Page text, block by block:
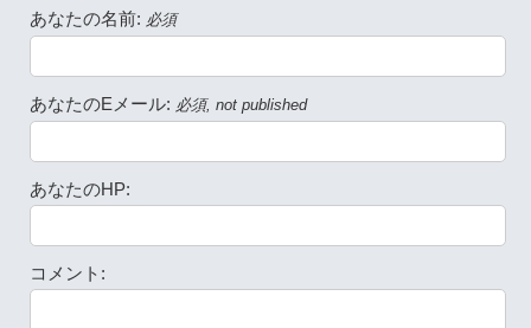
あなたの名前: 必須
あなたのEメール: 必須, not published
あなたのHP:
コメント: